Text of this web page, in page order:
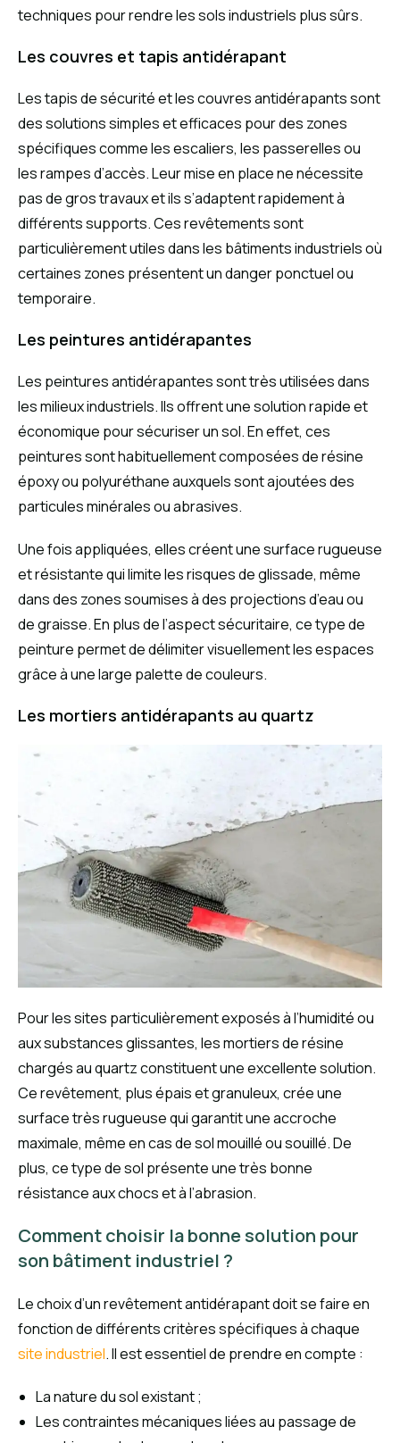
techniques pour rendre les sols industriels plus sûrs.
Les couvres et tapis antidérapant
Les tapis de sécurité et les couvres antidérapants sont
des solutions simples et efficaces pour des zones
spécifiques comme les escaliers, les passerelles ou
les rampes d’accès. Leur mise en place ne nécessite
pas de gros travaux et ils s’adaptent rapidement à
différents supports. Ces revêtements sont
particulièrement utiles dans les bâtiments industriels où
certaines zones présentent un danger ponctuel ou
temporaire.
Les peintures antidérapantes
Les peintures antidérapantes sont très utilisées dans
les milieux industriels. Ils offrent une solution rapide et
économique pour sécuriser un sol. En effet, ces
peintures sont habituellement composées de résine
époxy ou polyuréthane auxquels sont ajoutées des
particules minérales ou abrasives.
Une fois appliquées, elles créent une surface rugueuse
et résistante qui limite les risques de glissade, même
dans des zones soumises à des projections d’eau ou
de graisse. En plus de l’aspect sécuritaire, ce type de
peinture permet de délimiter visuellement les espaces
grâce à une large palette de couleurs.
Les mortiers antidérapants au quartz
Pour les sites particulièrement exposés à l’humidité ou
aux substances glissantes, les mortiers de résine
chargés au quartz constituent une excellente solution.
Ce revêtement, plus épais et granuleux, crée une
surface très rugueuse qui garantit une accroche
maximale, même en cas de sol mouillé ou souillé. De
plus, ce type de sol présente une très bonne
résistance aux chocs et à l’abrasion.
Comment choisir la bonne solution pour
son bâtiment industriel ?
Le choix d’un revêtement antidérapant doit se faire en
fonction de différents critères spécifiques à chaque
site industriel. Il est essentiel de prendre en compte :
La nature du sol existant ;
Les contraintes mécaniques liées au passage de